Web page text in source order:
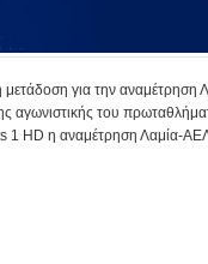
για την
αγωνιστικής του
1 HD η αναμέτρηση Λαμία-